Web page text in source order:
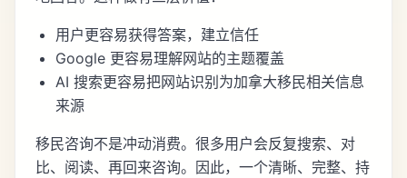
用户更容易获得答案，建立信任
Google 更容易理解网站的主题覆盖
AI 搜索更容易把网站识别为加拿大移民相关信息
来源
移民咨询不是冲动消费。很多用户会反复搜索、对
比、阅读、再回来咨询。因此，一个清晰、完整、持